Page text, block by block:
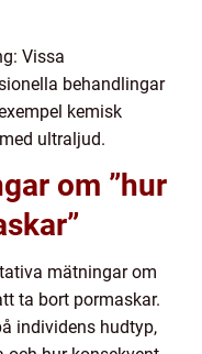
Vissa
behandlingar
kemisk
ultraljud.
om ”hur
mätningar om
ta bort pormaskar.
individens hudtyp,